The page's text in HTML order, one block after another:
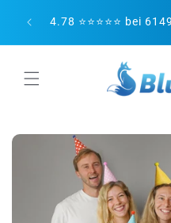
zum
😻 Persönlicher